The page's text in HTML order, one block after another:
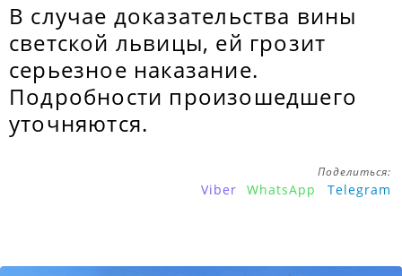
В случае доказательства вины
светской львицы, ей грозит
серьезное наказание.
Подробности произошедшего
уточняются.
Поделиться:
Viber WhatsApp Telegram